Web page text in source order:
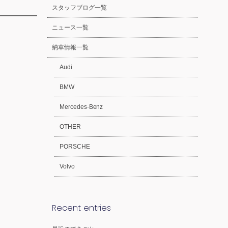
スタッフブログ一覧
ニュース一覧
納車情報一覧
Audi
BMW
Mercedes-Benz
OTHER
PORSCHE
Volvo
Recent entries